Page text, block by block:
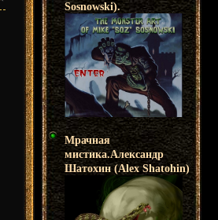
Sosnowski).
Мрачная
мистика.Александр
Шатохин (Alex Shatohin)